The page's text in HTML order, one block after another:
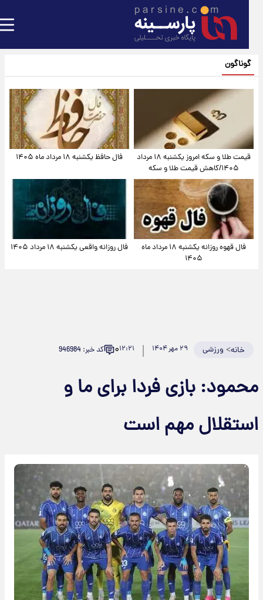
گوناگون
قیمت طلا و سکه امروز یکشنبه ۱۸ مرداد
۱۴۰۵/کاهش قیمت طلا و سکه
فال حافظ یکشنبه ۱۸ مرداد ماه ۱۴۰۵
فال قهوه روزانه یکشنبه ۱۸ مرداد ماه
۱۴۰۵
فال روزانه واقعی یکشنبه ۱۸ مرداد ۱۴۰۵
خانه>ورزشی ۲۹ مهر ۱۴۰۴ ۱۲:۲۱۰ کد خبر: 946984
بازی فردا برای ما و
مهم است